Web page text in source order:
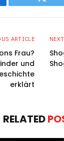
ARTICLE
Frau?
und
erklärt
RELATED